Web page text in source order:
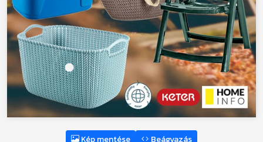
Kép mentése Beágyazás